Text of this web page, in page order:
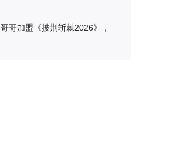
哥加盟《披荆斩棘2026》，